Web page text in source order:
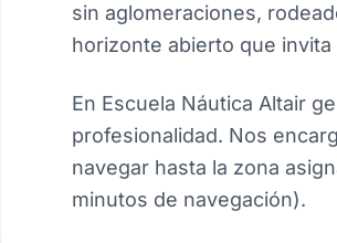
sin aglomeraciones,
horizonte abierto que invita
En Escuela Náutica Altair
profesionalidad. Nos
navegar hasta la zona
minutos de navegación).